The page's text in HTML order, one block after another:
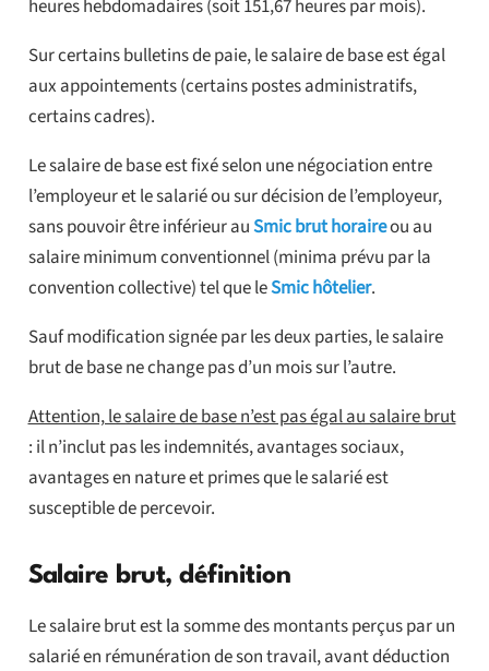
heures hebdomadaires (soit 151,67 heures par mois).
Sur certains bulletins de paie, le salaire de base est égal
aux appointements (certains postes administratifs,
certains cadres).
Le salaire de base est fixé selon une négociation entre
l’employeur et le salarié ou sur décision de l’employeur,
sans pouvoir être inférieur auSmic brut horaireou au
salaire minimum conventionnel (minima prévu par la
convention collective) tel que leSmic hôtelier.
Sauf modification signée par les deux parties, le salaire
brut de base ne change pas d’un mois sur l’autre.
Attention, le salaire de base n’est pas égal au salaire brut
: il n’inclut pas les indemnités, avantages sociaux,
avantages en nature et primes que le salarié est
susceptible de percevoir.
Salaire brut, définition
Le salaire brut est la somme des montants perçus par un
salarié en rémunération de son travail, avant déduction